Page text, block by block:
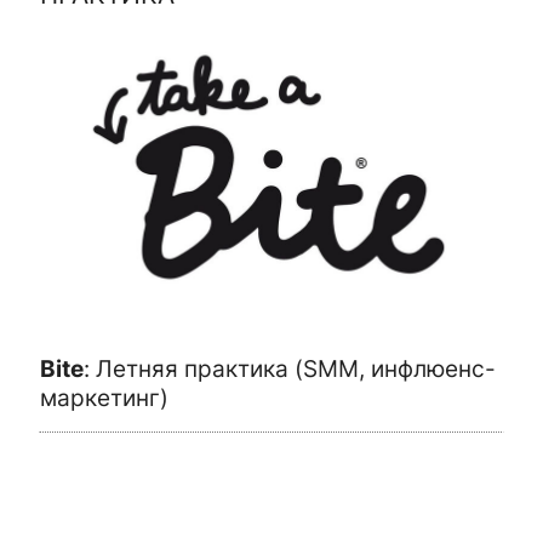
Bite: Летняя практика (SMM, инфлюенс-
маркетинг)